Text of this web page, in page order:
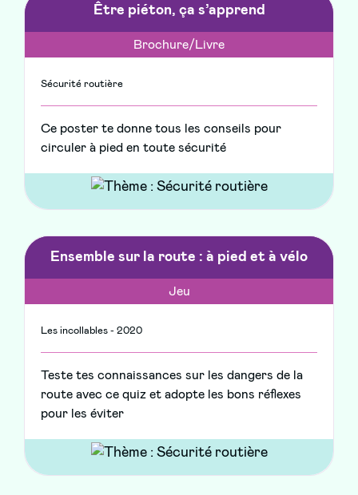
Être piéton, ça s’apprend
Brochure/Livre
Sécurité routière
Ce poster te donne tous les conseils pour
circuler à pied en toute sécurité
Ensemble sur la route : à pied et à vélo
Jeu
Les incollables - 2020
Teste tes connaissances sur les dangers de la
route avec ce quiz et adopte les bons réflexes
pour les éviter